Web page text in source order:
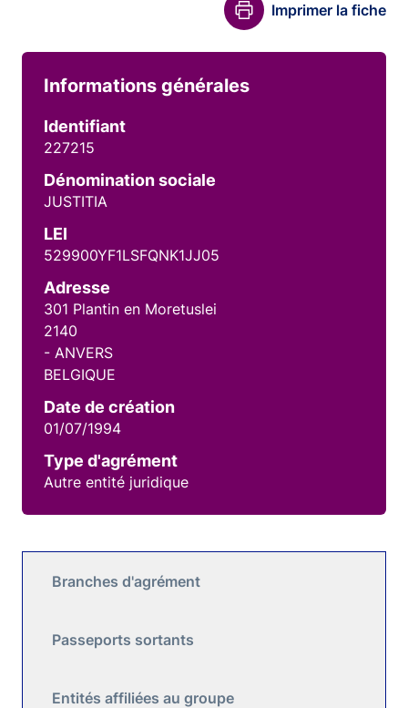
Imprimer la fiche
Informations générales
Identifiant
227215
Dénomination sociale
JUSTITIA
LEI
529900YF1LSFQNK1JJ05
Adresse
301 Plantin en Moretuslei
2140
- ANVERS
BELGIQUE
Date de création
01/07/1994
Type d'agrément
Autre entité juridique
Branches d'agrément
Passeports sortants
Entités affiliées au groupe